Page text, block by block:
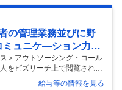
の管理業務並びに野
ミュニケ—ション力を
＞アウトソーシング・コール
をビズリーチ上で閲覧された
アルティウスリンクは、KD
給与等の情報を見る